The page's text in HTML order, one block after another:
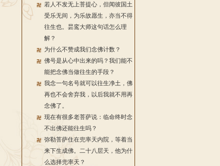
若人不发无上菩提心，但闻彼国土
受乐无间，为乐故愿生，亦当不得
往生也。昙鸾大师这句话怎么理
解？
为什么不赞成我们念佛计数？
佛号是从心中出来的吗？我们能不
能把念佛当做往生的手段？
我念一句名号就可以往生净土，佛
再也不会舍弃我，以后我就不用再
念佛了。
现在有很多老菩萨说：临命终时念
不出佛还能往生吗？
弥勒菩萨住在兜率天内院，等着当
来下生成佛。二十八层天，他为什
么选择兜率天？